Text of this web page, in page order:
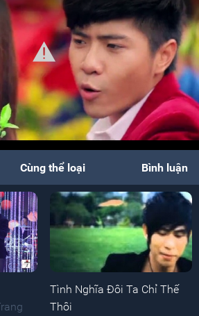
Cùng thể loại Bình luận
Tình Nghĩa Đôi Ta Chỉ Thế
Thôi